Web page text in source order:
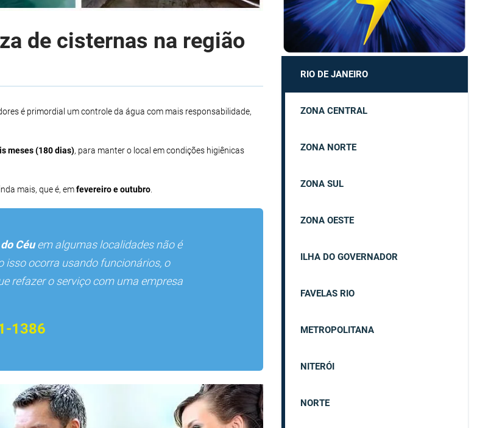
de cisternas na região
é primordial um controle da água com mais responsabilidade,
meses (180 dias), para manter o local em condições higiênicas
mais, que é, emfevereiro e outubro
Céuem algumas localidades não é
isso ocorra usando funcionários, o
refazer o serviço com uma empresa
1386
RIO DE JANEIRO
ZONA CENTRAL
ZONA NORTE
ZONA SUL
ZONA OESTE
ILHA DO GOVERNADOR
FAVELAS RIO
METROPOLITANA
NITERÓI
NORTE